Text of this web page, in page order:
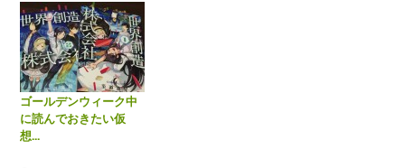
ゴールデンウィーク中
に読んでおきたい仮
想...